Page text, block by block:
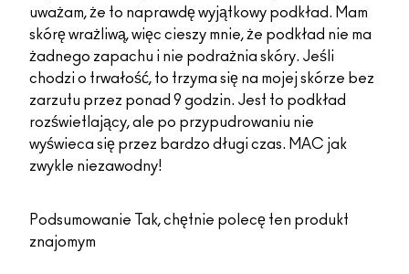
uważam, że to naprawdę wyjątkowy podkład. Mam
skórę wrażliwą, więc cieszy mnie, że podkład nie ma
żadnego zapachu i nie podrażnia skóry. Jeśli
chodzi o trwałość, to trzyma się na mojej skórze bez
zarzutu przez ponad 9 godzin. Jest to podkład
rozświetlający, ale po przypudrowaniu nie
wyświeca się przez bardzo długi czas. MAC jak
zwykle niezawodny!
Podsumowanie Tak, chętnie polecę ten produkt
znajomym